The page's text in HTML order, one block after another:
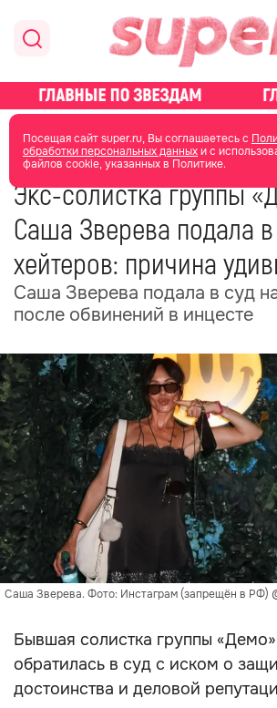
Посещая сайт super.ru, Вы соглашаетесь с
обработки персональных данныхи с
файлов cookie, указанных в Политике.
главная новости о звездах
05 июня 07:26
Экс-солистка группы
Саша Зверева подала
хейтеров: причина
Саша Зверева подала в суд
после обвинений в инцесте
Саша Зверева. Фото: Инстаграм (запрещён в РФ)
Бывшая солистка группы
обратилась в суд с иском о
достоинства и деловой